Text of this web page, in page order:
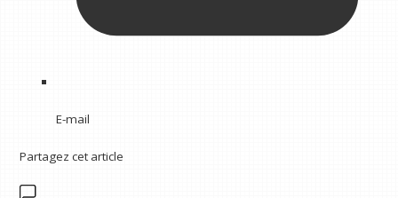
E-mail
Partagez cet article